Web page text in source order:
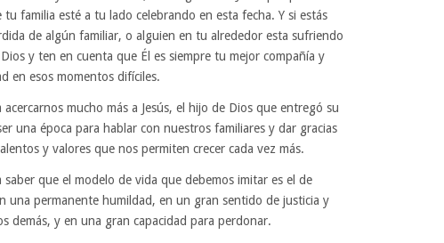
familia esté a tu lado celebrando en esta fecha. Y si estás
de algún familiar, o alguien en tu alrededor esta sufriendo
y ten en cuenta que Él es siempre tu mejor compañía y
en esos momentos difíciles.
mucho más a Jesús, el hijo de Dios que entregó su
una época para hablar con nuestros familiares y dar gracias
y valores que nos permiten crecer cada vez más.
que el modelo de vida que debemos imitar es el de
una permanente humildad, en un gran sentido de justicia y
demás, y en una gran capacidad para perdonar.